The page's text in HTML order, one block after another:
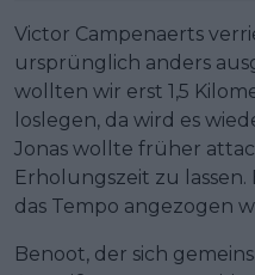
Victor Campenaerts
ursprünglich anders
wollten wir erst 1,5
loslegen, da wird es
Jonas wollte früher
Erholungszeit zu lassen.
das Tempo angezogen
Benoot, der sich